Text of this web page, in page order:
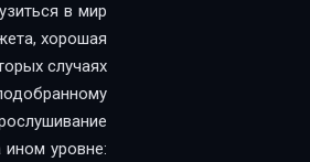
в мир
хорошая
случаях
ином уровне: